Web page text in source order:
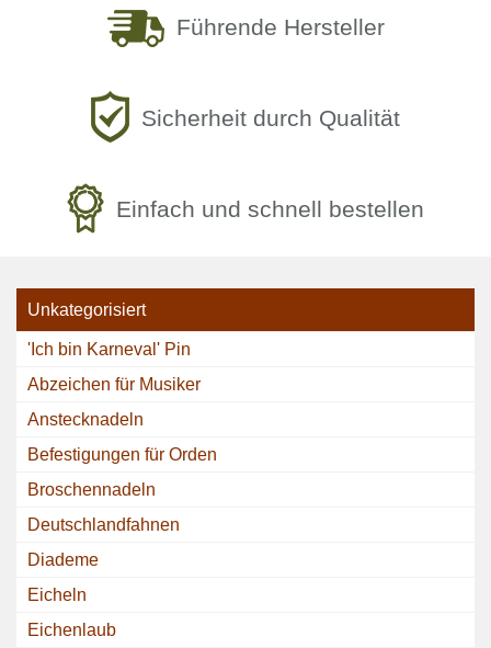
Führende Hersteller
Sicherheit durch Qualität
Einfach und schnell bestellen
Unkategorisiert
'Ich bin Karneval' Pin
Abzeichen für Musiker
Anstecknadeln
Befestigungen für Orden
Broschennadeln
Deutschlandfahnen
Diademe
Eicheln
Eichenlaub